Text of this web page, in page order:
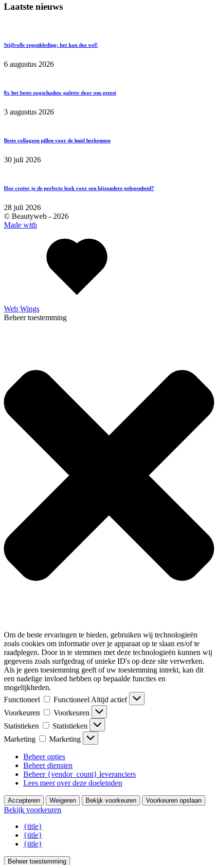
Laatste nieuws
Stijlvolle regenkleding; het kan dus wel!
6 augustus 2026
8x het beste oogschaduw palette door ons getest
3 augustus 2026
Beste collageen pillen voor de huid herkennen
30 juli 2026
Hoe creëer je de perfecte look voor een bijzondere gelegenheid?
28 juli 2026
© Beautyweb - 2026
Made with
Web Wings
Beheer toestemming
Om de beste ervaringen te bieden, gebruiken wij technologieën
zoals cookies om informatie over je apparaat op te slaan en/of te
raadplegen. Door in te stemmen met deze technologieën kunnen wij
gegevens zoals surfgedrag of unieke ID's op deze site verwerken.
Als je geen toestemming geeft of uw toestemming intrekt, kan dit
een nadelige invloed hebben op bepaalde functies en
mogelijkheden.
Functioneel
Functioneel Altijd actief
Voorkeuren
Voorkeuren
Statistieken
Statistieken
Marketing
Marketing
Beheer opties
Beheer diensten
Beheer {vendor_count} leveranciers
Lees meer over deze doeleinden
Accepteren Weigeren Bekijk voorkeuren Voorkeuren opslaan
Bekijk voorkeuren
{title}
{title}
{title}
Beheer toestemming